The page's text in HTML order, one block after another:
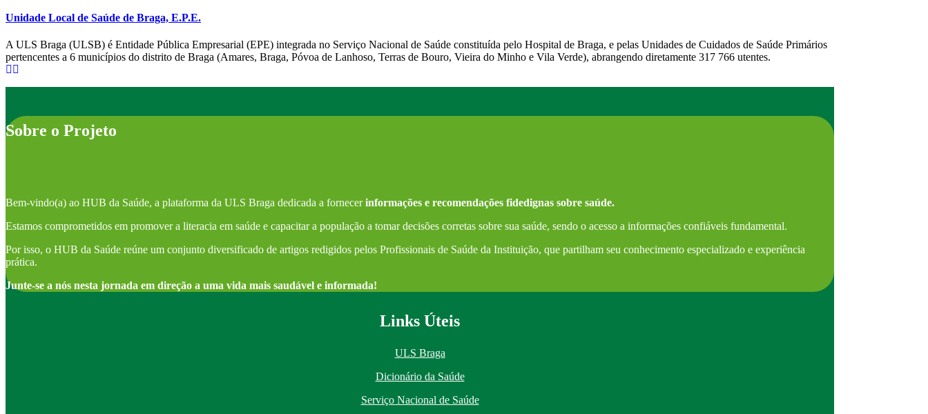
Unidade Local de Saúde de Braga, E.P.E.
A ULS Braga (ULSB) é Entidade Pública Empresarial (EPE) integrada no Serviço Nacional de Saúde constituída pelo Hospital de Braga, e pelas Unidades de Cuidados de Saúde Primários
pertencentes a 6 municípios do distrito de Braga (Amares, Braga, Póvoa de Lanhoso, Terras de Bouro, Vieira do Minho e Vila Verde), abrangendo diretamente 317 766 utentes.
Sobre o Projeto
Bem-vindo(a) ao HUB da Saúde, a plataforma da ULS Braga dedicada a fornecerinformações e recomendações fidedignas sobre saúde.
Estamos comprometidos em promover a literacia em saúde e capacitar a população a tomar decisões corretas sobre sua saúde, sendo o acesso a informações confiáveis fundamental.
Por isso, o HUB da Saúde reúne um conjunto diversificado de artigos redigidos pelos Profissionais de Saúde da Instituição, que partilham seu conhecimento especializado e experiência
prática.
Junte-se a nós nesta jornada em direção a uma vida mais saudável e informada!
Links Úteis
ULS Braga
Dicionário da Saúde
Serviço Nacional de Saúde